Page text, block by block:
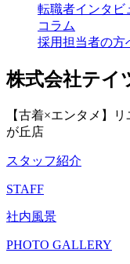
転職者インタビ
コラム
採用担当者の方
株式会社テイ
【古着×エンタメ】
が丘店
スタッフ紹介
STAFF
社内風景
PHOTO GALLERY